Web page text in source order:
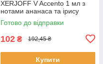
XERJOFF V Accento 1 мл з
нотами ананаса та ірису
нішеві парфуми розпив
Ксерджофф
Готово до відправки
102 ₴ 192,45 ₴
Купити